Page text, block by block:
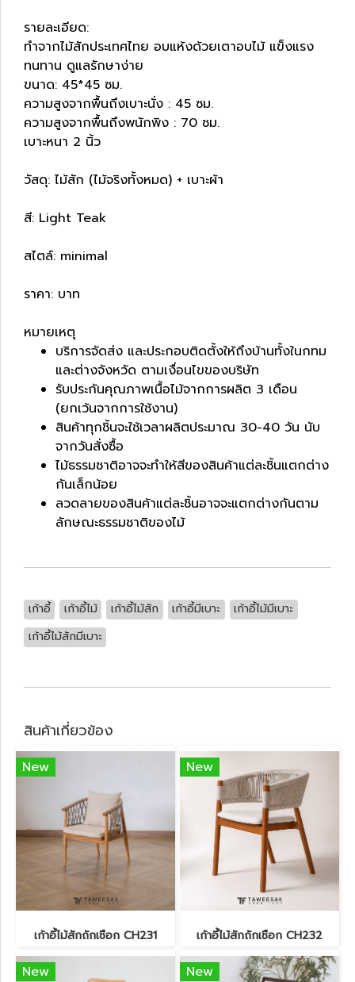
รายละเอียด:
ทำจากไม้สักประเทศไทย อบแห้งด้วยเตาอบไม้ แข็งแรง
ทนทาน ดูแลรักษาง่าย
ขนาด: 45*45 ซม.
ความสูงจากพื้นถึงเบาะนั่ง : 45 ซม.
ความสูงจากพื้นถึงพนักพิง : 70 ซม.
เบาะหนา 2 นิ้ว
วัสดุ: ไม้สัก (ไม้จริงทั้งหมด) + เบาะผ้า
สี: Light Teak
สไตล์: minimal
ราคา: บาท
หมายเหตุ
บริการจัดส่ง และประกอบติดตั้งให้ถึงบ้านทั้งในกทม
และต่างจังหวัด ตามเงื่อนไขของบริษัท
รับประกันคุณภาพเนื้อไม้จากการผลิต 3 เดือน
(ยกเว้นจากการใช้งาน)
สินค้าทุกชิ้นจะใช้เวลาผลิตประมาณ 30-40 วัน นับ
จากวันสั่งซื้อ
ไม้ธรรมชาติอาจจะทำให้สีของสินค้าแต่ละชิ้นแตกต่าง
กันเล็กน้อย
ลวดลายของสินค้าแต่ละชิ้นอาจจะแตกต่างกันตาม
ลักษณะธรรมชาติของไม้
เก้าอี้ เก้าอี้ไม้ เก้าอี้ไม้สัก เก้าอี้มีเบาะ
เก้าอี้ไม้มีเบาะ
เก้าอี้ไม้สักมีเบาะ
สินค้าเกี่ยวข้อง
New
เก้าอี้ไม้สักถักเชือก CH231
New
เก้าอี้ไม้สักถักเชือก CH232
New New